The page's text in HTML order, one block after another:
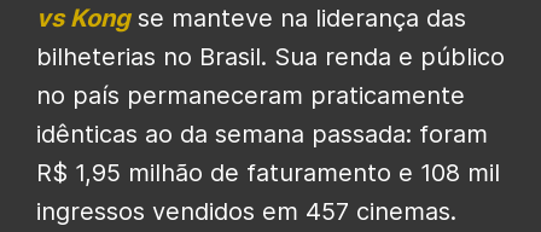
vs Kongse manteve na liderança das
bilheterias no Brasil. Sua renda e público
no país permaneceram praticamente
idênticas ao da semana passada: foram
R$ 1,95 milhão de faturamento e 108 mil
ingressos vendidos em 457 cinemas.